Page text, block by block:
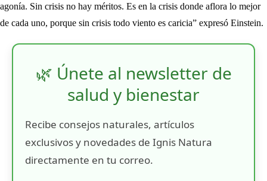
agonía. Sin crisis no hay méritos. Es en la crisis donde aflora lo mejor
de cada uno, porque sin crisis todo viento es caricia” expresó Einstein.
🌿 Únete al newsletter de
salud y bienestar
Recibe consejos naturales, artículos
exclusivos y novedades de Ignis Natura
directamente en tu correo.